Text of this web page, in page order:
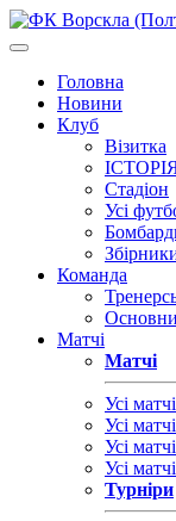
Головна
Новини
Клуб
Візитка
Стадіон
Усі
Команда
Матчі
Матчі
Усі
Усі
Усі
Усі
Турніри